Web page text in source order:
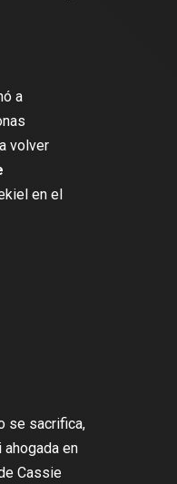
a
volver
en el
se sacrifica,
en
Cassie